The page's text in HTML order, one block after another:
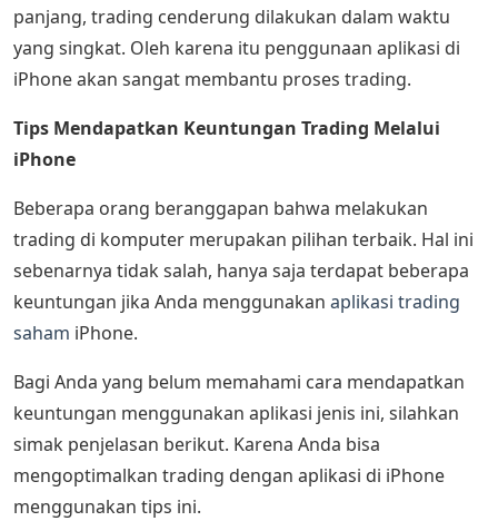
panjang, trading cenderung dilakukan dalam waktu
yang singkat. Oleh karena itu penggunaan aplikasi di
iPhone akan sangat membantu proses trading.
Tips Mendapatkan Keuntungan Trading Melalui
iPhone
Beberapa orang beranggapan bahwa melakukan
trading di komputer merupakan pilihan terbaik. Hal ini
sebenarnya tidak salah, hanya saja terdapat beberapa
keuntungan jika Anda menggunakan aplikasi trading
saham iPhone.
Bagi Anda yang belum memahami cara mendapatkan
keuntungan menggunakan aplikasi jenis ini, silahkan
simak penjelasan berikut. Karena Anda bisa
mengoptimalkan trading dengan aplikasi di iPhone
menggunakan tips ini.